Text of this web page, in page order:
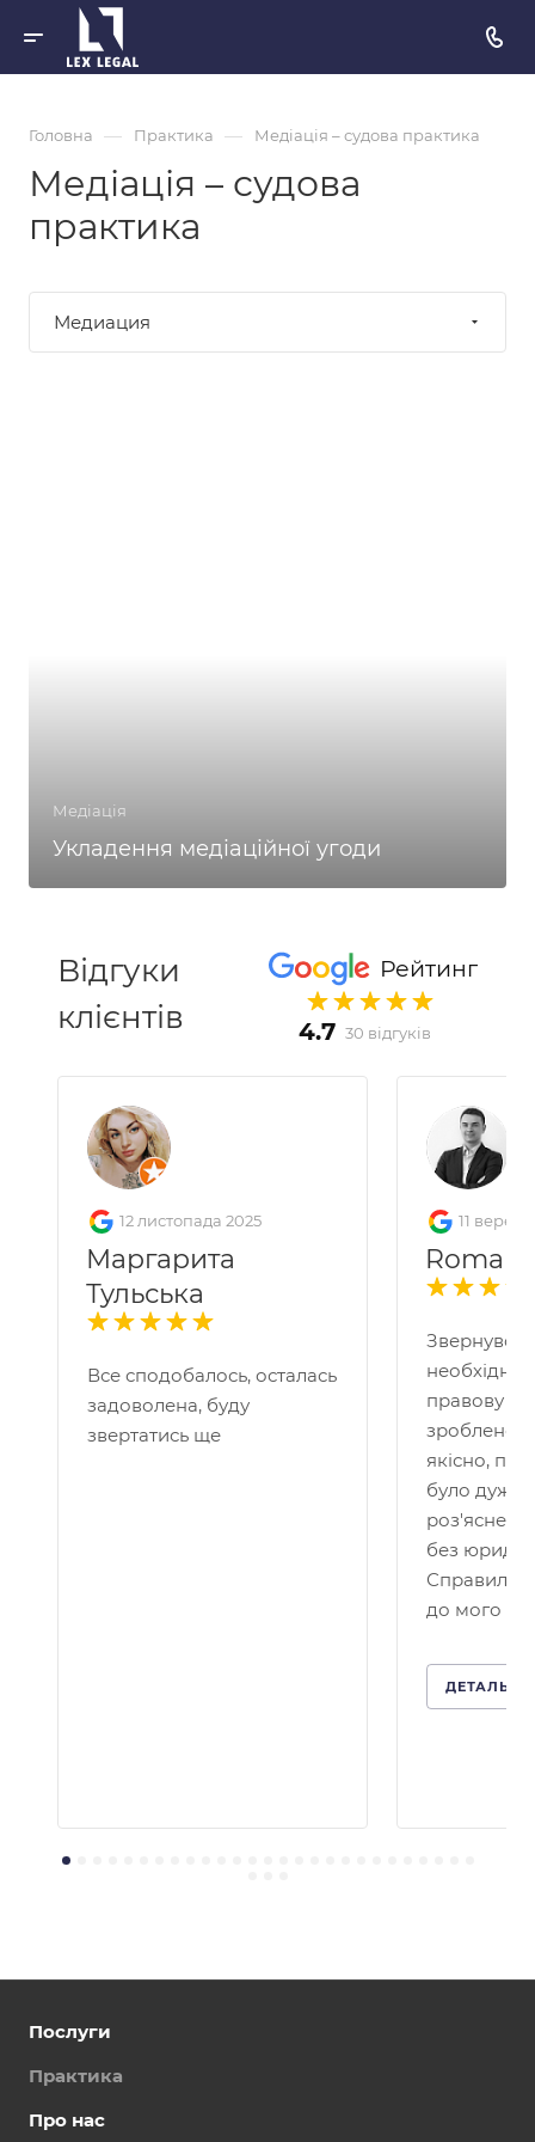
Головна — Практика — Медіація – судова практика
Медіація – судова
практика
Медиация
Медіація
Укладення медіаційної угоди
Рейтинг
4.7 30 відгуків
Відгуки
клієнтів
12 листопада 2025
Маргарита
Тульська
Все сподобалось, осталась
задоволена, буду
звертатись ще
11
Roman
Звернувся
правову
зроблено
якісно,
було дуже
роз'яснено
без
Справило
до мого
Послуги
Практика
Про нас